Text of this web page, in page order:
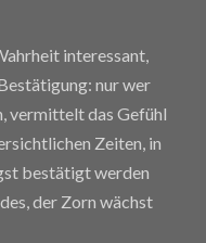
interessant,
nur wer
vermittelt das Gefühl
Zeiten, in
bestätigt werden
der Zorn wächst